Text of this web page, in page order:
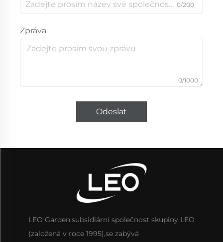
0/200
Zpráva
0/1000
Odeslat
LEO Garden,subsidiární společnost skupiny LEO
(založená v roce 1995),se zabývá